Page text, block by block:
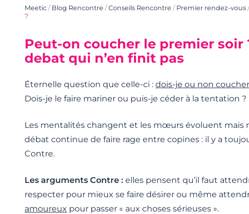
Meetic / Blog Rencontre /Conseils Rencontre / Premier rendez-vous
?
Peut-on coucher le premier soir
debat qui n’en finit pas
Éternelle question que celle-ci : dois-je ou non
Dois-je le faire mariner ou puis-je céder à la tentation ?
Les mentalités changent et les mœurs évoluent mais
débat continue de faire rage entre copines : il y a
Contre.
Les arguments Contre : elles pensent qu’il faut
respecter pour mieux se faire désirer ou même
amoureux pour passer « aux choses sérieuses ».